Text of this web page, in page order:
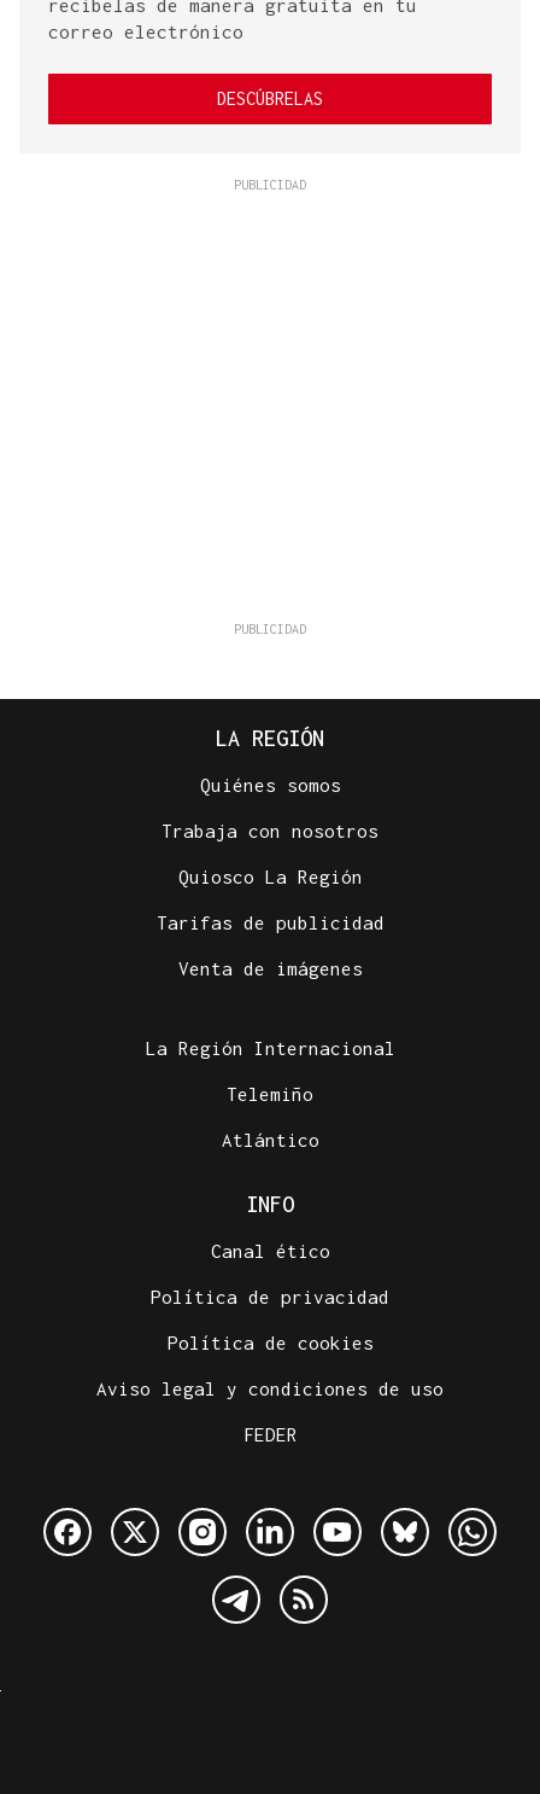
recíbelas de manera gratuita en tu
correo electrónico
DESCÚBRELAS
LA REGIÓN
Quiénes somos
Trabaja con nosotros
Quiosco La Región
Tarifas de publicidad
Venta de imágenes
La Región Internacional
Telemiño
Atlántico
INFO
Canal ético
Política de privacidad
Política de cookies
Aviso legal y condiciones de uso
FEDER